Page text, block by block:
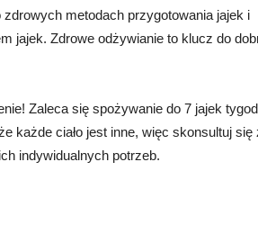
metodach przygotowania jajek i
jajek. Zdrowe odżywianie to klucz do
Zaleca się spożywanie do 7 jajek
każde ciało jest inne, więc skonsultuj się
indywidualnych potrzeb.